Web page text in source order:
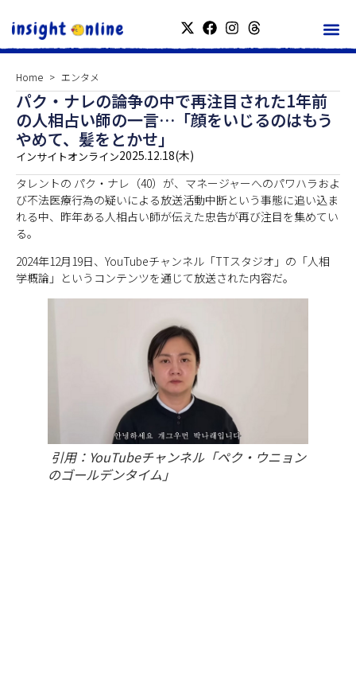
Home エンタメ
パク・ナレの論争の中で再注目された1年前
の人相占い師の一言…「顔をいじるのはもう
やめて、髪をとかせ」
インサイトオンライン2025.12.18(木)
タレントの パク・ナレ（40）が、マネージャーへのパワハラおよ
び不法医療行為の疑いによる放送活動中断という事態に追い込ま
れる中、昨年ある人相占い師が伝えた忠告が再び注目を集めてい
る。
2024年12月19日、YouTubeチャンネル「TTスタジオ」の「人相
学概論」というコンテンツを通じて放送された内容だ。
引用：YouTubeチャンネル「ペク・ウニョン
のゴールデンタイム」